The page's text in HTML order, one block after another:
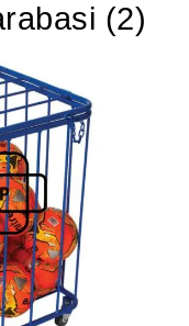
(2)